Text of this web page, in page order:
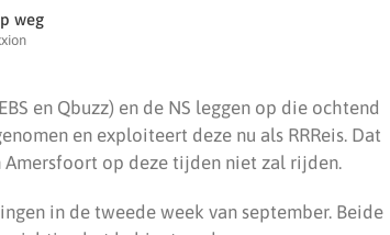
weg
en Qbuzz) en de NS leggen op die ochtend
en exploiteert deze nu als RRReis. Dat
Amersfoort op deze tijden niet zal rijden.
in de tweede week van september. Beide